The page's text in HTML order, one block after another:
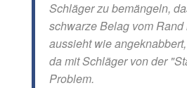
Schläger zu bemängeln,
schwarze Belag vom Rand
aussieht wie
da mit Schläger von der
Problem.